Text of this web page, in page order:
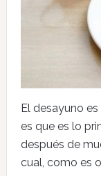
El desayuno
es que es lo
después de
cual, como es